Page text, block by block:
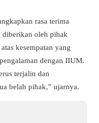
rasa terima
diberikan oleh pihak
kesempatan yang
dengan IIUM.
terjalin dan
belah pihak,” ujarnya.